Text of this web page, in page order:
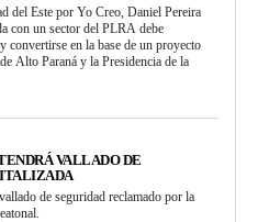
del Este por Yo Creo, Daniel Pereira
con un sector del PLRA debe
convertirse en la base de un proyecto
Alto Paraná y la Presidencia de la
VALLADO DE
de seguridad reclamado por la